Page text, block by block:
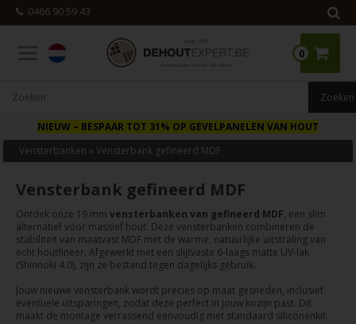
0466 90 59 43
0
NIEUW – BESPAAR TOT 31% OP GEVELPANELEN VAN HOUT
Vensterbanken »Vensterbank gefineerd MDF
Vensterbank gefineerd MDF
Ontdek onze 19 mm vensterbanken van gefineerd MDF, een slim
alternatief voor massief hout. Deze vensterbanken combineren de
stabiliteit van maatvast MDF met de warme, natuurlijke uitstraling van
echt houtfineer. Afgewerkt met een slijtvaste 6-laags matte UV-lak
(Shinnoki 4.0), zijn ze bestand tegen dagelijks gebruik.
Jouw nieuwe vensterbank wordt precies op maat gesneden, inclusief
eventuele uitsparingen, zodat deze perfect in jouw kozijn past. Dit
maakt de montage verrassend eenvoudig met standaard siliconenkit.